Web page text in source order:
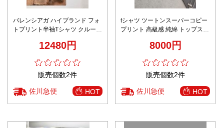
バレンシアガ ハイブランド フォ
トプリント半袖Tシャツ クルーネ
12480円
販売個数2件
佐川急便 HOT
tシャツ ツートンスーパーコピー
プリント 高級感 純綿 トップス
8000円
販売個数2件
佐川急便 HOT